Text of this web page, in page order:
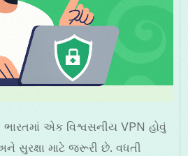
એક વિશ્વસનીય VPN હોવું
સુરક્ષા માટે જરૂરી છે. વધતી